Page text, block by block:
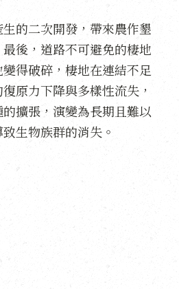
的二次開發，帶來農作墾
後，道路不可避免的棲地
得破碎，棲地在連結不足
原力下降與多樣性流失，
擴張，演變為長期且難以
生物族群的消失。